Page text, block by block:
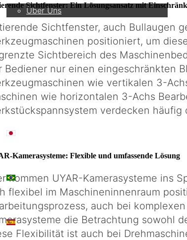
Über Uns
PT
ES
Sichtfenster: Ein Lösungsansatz mit
Sichtfenster, auch Bullaugen
positioniert, um
Sichtbereich des
Bediener nur einen eingeschränkten
wie vertikalen 3-
wie horizontalen 3-Achs
verdecken
Kamerasysteme: Flexible und umfassende Lösung
kommen UYAR-Kamerasysteme ins
flexibel im Maschineninnenraum
auch bei
die Betrachtung sowohl
Flexibilität ist auch bei